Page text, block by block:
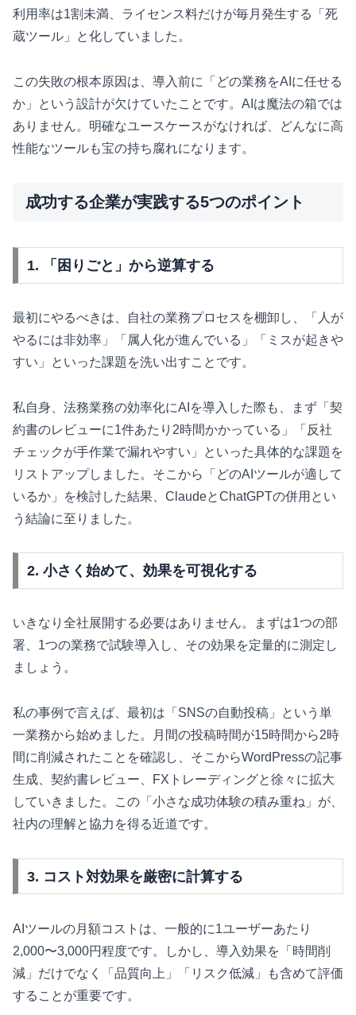
利用率は1割未満、ライセンス料だけが毎月発生する「死
蔵ツール」と化していました。
この失敗の根本原因は、導入前に「どの業務をAIに任せる
か」という設計が欠けていたことです。AIは魔法の箱では
ありません。明確なユースケースがなければ、どんなに高
性能なツールも宝の持ち腐れになります。
成功する企業が実践する5つのポイント
1. 「困りごと」から逆算する
最初にやるべきは、自社の業務プロセスを棚卸し、「人が
やるには非効率」「属人化が進んでいる」「ミスが起きや
すい」といった課題を洗い出すことです。
私自身、法務業務の効率化にAIを導入した際も、まず「契
約書のレビューに1件あたり2時間かかっている」「反社
チェックが手作業で漏れやすい」といった具体的な課題を
リストアップしました。そこから「どのAIツールが適して
いるか」を検討した結果、ClaudeとChatGPTの併用とい
う結論に至りました。
2. 小さく始めて、効果を可視化する
いきなり全社展開する必要はありません。まずは1つの部
署、1つの業務で試験導入し、その効果を定量的に測定し
ましょう。
私の事例で言えば、最初は「SNSの自動投稿」という単
一業務から始めました。月間の投稿時間が15時間から2時
間に削減されたことを確認し、そこからWordPressの記事
生成、契約書レビュー、FXトレーディングと徐々に拡大
していきました。この「小さな成功体験の積み重ね」が、
社内の理解と協力を得る近道です。
3. コスト対効果を厳密に計算する
AIツールの月額コストは、一般的に1ユーザーあたり
2,000〜3,000円程度です。しかし、導入効果を「時間削
減」だけでなく「品質向上」「リスク低減」も含めて評価
することが重要です。